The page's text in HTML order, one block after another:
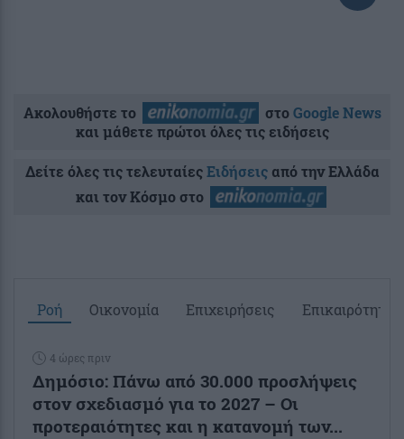
Ακολουθήστε το στοGoogle News
και μάθετε πρώτοι όλες τις ειδήσεις
Δείτε όλες τις τελευταίεςΕιδήσειςαπό την Ελλάδα
και τον Κόσμο στο
Ροή Οικονομία Επιχειρήσεις Επικαιρότητα
4 ώρες πριν
Δημόσιο: Πάνω από 30.000 προσλήψεις
στον σχεδιασμό για το 2027 – Οι
προτεραιότητες και η κατανομή των...